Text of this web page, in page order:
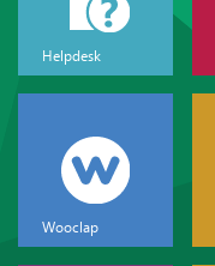
Helpdesk
Wooclap